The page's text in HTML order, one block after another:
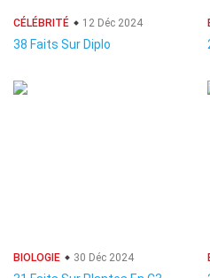
CÉLÉBRITÉ 12 Déc 2024
38 Faits Sur Diplo
BIOLOGIE 30 Déc 2024